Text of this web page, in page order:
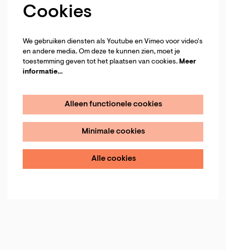
Cookies
We gebruiken diensten als Youtube en Vimeo voor video's
en andere media. Om deze te kunnen zien, moet je
toestemming geven tot het plaatsen van cookies. Meer
informatie…
Alleen functionele cookies
Minimale cookies
Alle cookies